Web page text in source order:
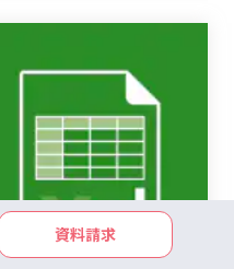
資料請求